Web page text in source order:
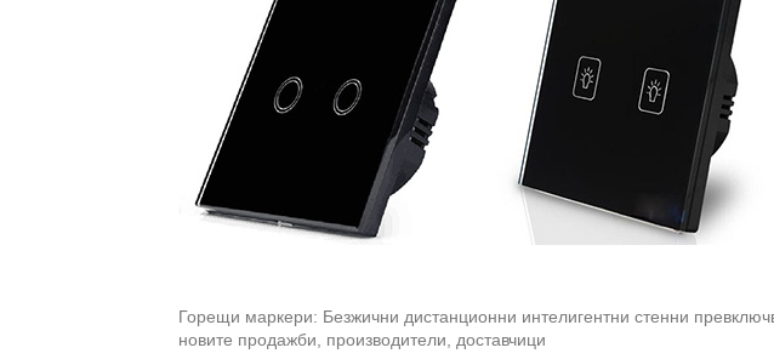
Горещи маркери: Безжични дистанционни интелигентни стенни
новите продажби, производители, доставчици